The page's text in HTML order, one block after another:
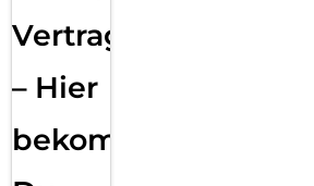
Vertragsabwicklung
– Hier
bekommst